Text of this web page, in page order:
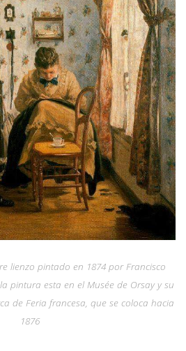
lienzo pintado en 1874 por Francisco
pintura esta en el Musée de Orsay y su
de Feria francesa, que se coloca hacia
1876